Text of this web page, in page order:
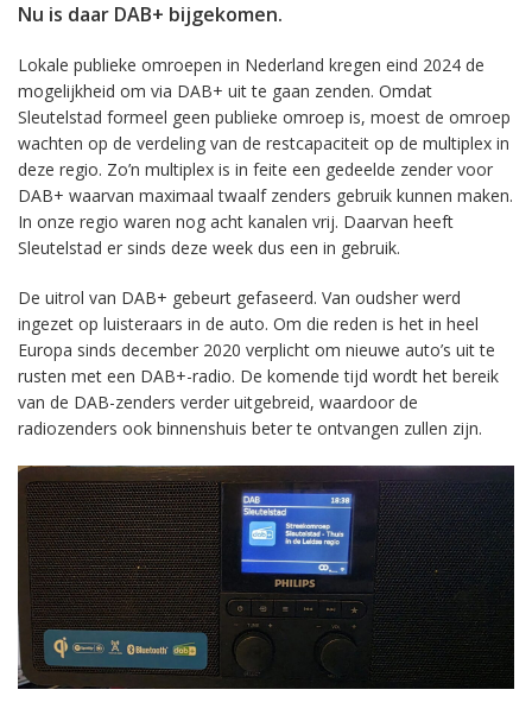
Nu is daar DAB+ bijgekomen.
Lokale publieke omroepen in Nederland kregen eind 2024 de
mogelijkheid om via DAB+ uit te gaan zenden. Omdat
Sleutelstad formeel geen publieke omroep is, moest de omroep
wachten op de verdeling van de restcapaciteit op de multiplex in
deze regio. Zo’n multiplex is in feite een gedeelde zender voor
DAB+ waarvan maximaal twaalf zenders gebruik kunnen maken.
In onze regio waren nog acht kanalen vrij. Daarvan heeft
Sleutelstad er sinds deze week dus een in gebruik.
De uitrol van DAB+ gebeurt gefaseerd. Van oudsher werd
ingezet op luisteraars in de auto. Om die reden is het in heel
Europa sinds december 2020 verplicht om nieuwe auto’s uit te
rusten met een DAB+-radio. De komende tijd wordt het bereik
van de DAB-zenders verder uitgebreid, waardoor de
radiozenders ook binnenshuis beter te ontvangen zullen zijn.